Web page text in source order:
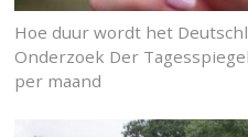
Hoe duur wordt het
Onderzoek Der
per maand